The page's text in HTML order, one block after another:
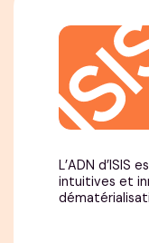
L’ADN d’ISIS
intuitives et